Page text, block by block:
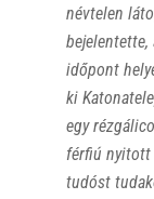
névtelen
időpont
ki
egy
férfiú nyitott
tudóst